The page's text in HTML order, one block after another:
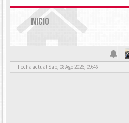
INICIO
Fecha actual Sab, 08 Ago 2026, 09:46